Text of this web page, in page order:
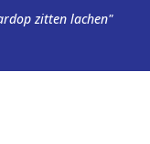
zitten lachen"